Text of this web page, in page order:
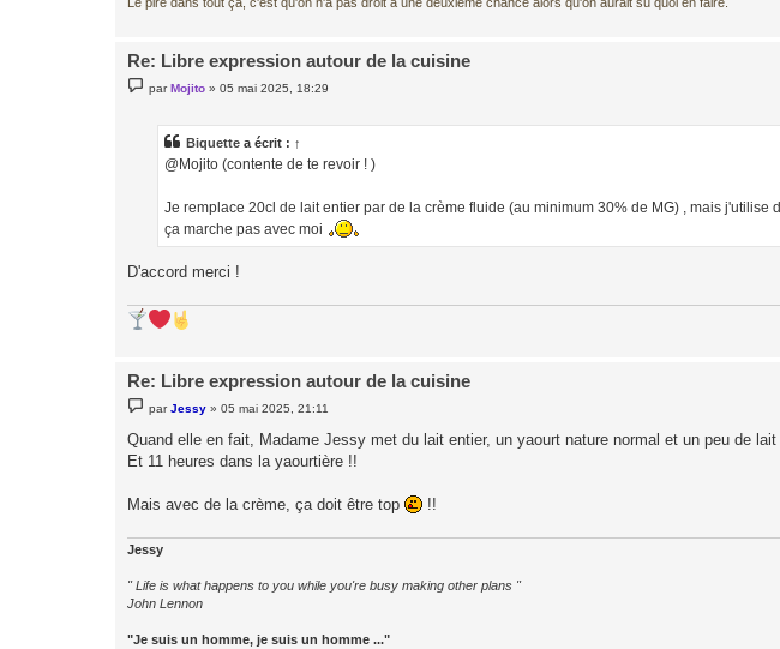
Re: Libre expression autour de la cuisine
e
par Mojito »05 mai 2025, 18:29
Biquette a écrit : ↑
@Mojito (contente de te revoir ! )
Je remplace 20cl de lait entier par de la crème fluide (au minimum 30% de MG) , mais
ça marche pas avec moi
D'accord merci !
Re: Libre expression autour de la cuisine
e
s
a
parJessy »05 mai 2025, 21:11
Quand elle en fait, Madame Jessy met du lait entier, un yaourt nature normal et un peu de lait
Et 11 heures dans la yaourtière !!
Mais avec de la crème, ça doit être top !!
Jessy
" Life is what happens to you while you're busy making other plans "
John Lennon
"Je suis un homme, je suis un homme ..."